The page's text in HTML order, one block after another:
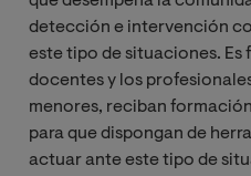
detección e intervención
este tipo de situaciones. Es
docentes y los
menores, reciban
para que dispongan de
actuar ante este tipo de